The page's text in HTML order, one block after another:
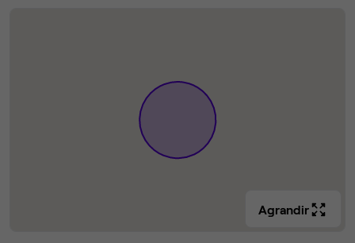
Agrandir